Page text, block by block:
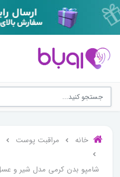
خانه مراقبت پوست